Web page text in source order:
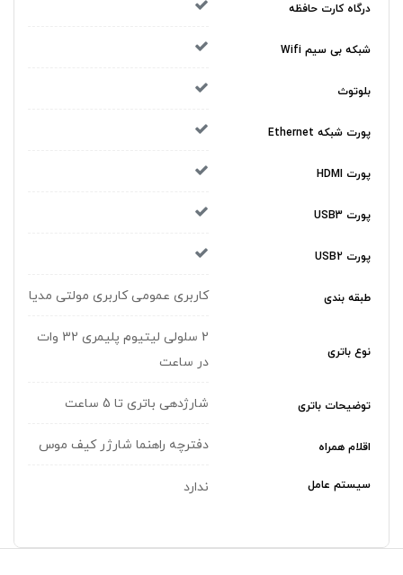
درگاه کارت حافظه
شبکه بی سیم Wifi
بلوتوث
پورت شبکه Ethernet
پورت HDMI
پورت USB3
پورت USB2
طبقه بندی کاربری عمومی کاربری مولتی مدیا
نوع باتری
2 سلولی لیتیوم پلیمری 32 وات
در ساعت
توضیحات باتری شارژدهی باتری تا 5 ساعت
اقلام همراه دفترچه راهنما شارژر کیف موس
سیستم عامل ندارد